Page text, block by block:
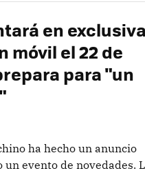
en exclusiva
móvil el 22 de
para "un
ha hecho un anuncio
evento de novedades.